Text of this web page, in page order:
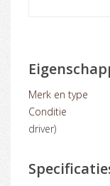
Merk en type
Conditie
driver)